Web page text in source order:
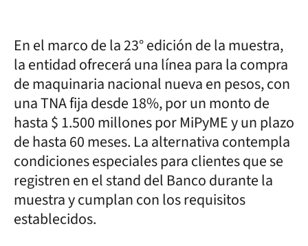
En el marco de la 23° edición de la muestra,
la entidad ofrecerá una línea para la compra
de maquinaria nacional nueva en pesos, con
una TNA fija desde 18%, por un monto de
hasta $ 1.500 millones por MiPyME y un plazo
de hasta 60 meses. La alternativa contempla
condiciones especiales para clientes que se
registren en el stand del Banco durante la
muestra y cumplan con los requisitos
establecidos.